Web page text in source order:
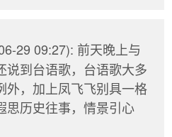
29 09:27): 前天晚上与
说到台语歌，台语歌大多
外，加上凤飞飞别具一格
思历史往事，情景引心